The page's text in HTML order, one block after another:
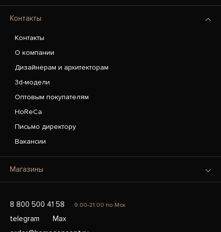
Контакты
Контакты
О компании
Дизайнерам и архитекторам
3d-модели
Оптовым покупателям
HoReCa
Письмо директору
Вакансии
Магазины
8 800 500 41 58 9:00-21:00 по Мск
telegram
Max